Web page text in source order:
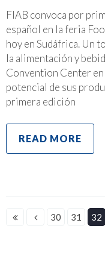
FIAB convoca por
español en la feria
hoy en Sudáfrica. Un
la alimentación y
Convention Center
potencial de sus
primera edición
READ MORE
30 31 32